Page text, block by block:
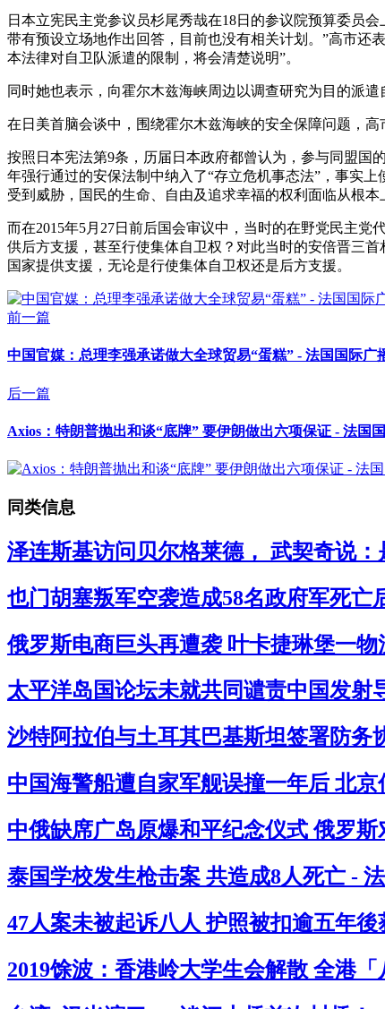
日本立宪民主党参议员杉尾秀哉在18日的参议院预算委员
带有预设立场地作出回答，目前也没有相关计划。”高市还
本法律对自卫队派遣的限制，将会清楚说明”。
同时她也表示，向霍尔木兹海峡周边以调查研究为目的派遣
在日美首脑会谈中，围绕霍尔木兹海峡的安全保障问题，
按照日本宪法第9条，历届日本政府都曾认为，参与同盟国
年强行通过的安保法制中纳入了“存立危机事态法”，事实
受到威胁，国民的生命、自由及追求幸福的权利面临从根本
而在2015年5月27日前后国会审议中，当时的在野党民主党
供后方支援，甚至行使集体自卫权？对此当时的安倍晋三
国家提供支援，无论是行使集体自卫权还是后方支援。
前一篇
中国官媒：总理李强承诺做大全球贸易“蛋糕” - 法国国际广
后一篇
Axios：特朗普抛出和谈“底牌” 要伊朗做出六项保证 - 法国
同类信息
泽连斯基访问贝尔格莱德， 武契奇说
也门胡塞叛军空袭造成58名政府军死
俄罗斯电商巨头再遭袭 叶卡捷琳堡一
太平洋岛国论坛未就共同谴责中国发射
沙特阿拉伯与土耳其巴基斯坦签署防务
中国海警船遭自家军舰误撞一年后 北
中俄缺席广岛原爆和平纪念仪式 俄罗
泰国学校发生枪击案 共造成8人死亡 -
47人案未被起诉八人 护照被扣逾五年
2019馀波：香港岭大学生会解散 全港